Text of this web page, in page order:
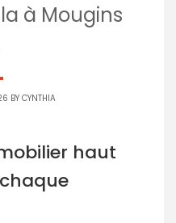
à Mougins
BY CYNTHIA
haut